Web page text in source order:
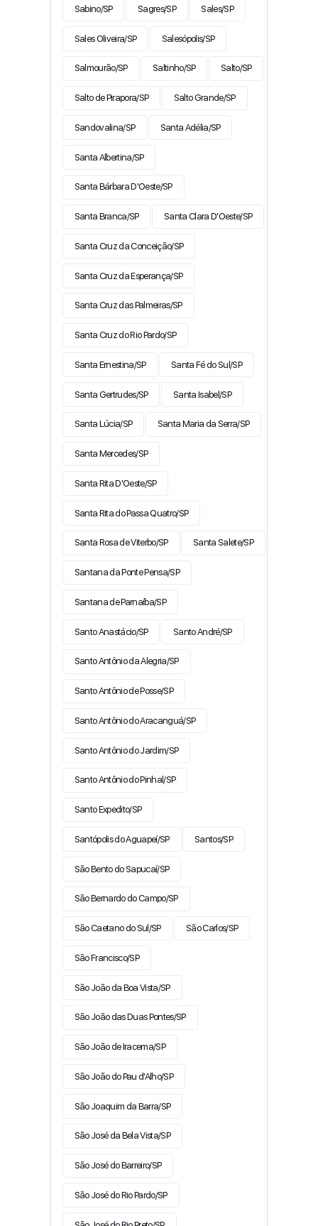
Sabino/SP Sagres/SP Sales/SP
Sales Oliveira/SP Salesópolis/SP
Salmourão/SP Saltinho/SP Salto/SP
Salto de Pirapora/SP Salto Grande/SP
Sandovalina/SP Santa Adélia/SP
Santa Albertina/SP
Santa Bárbara D'Oeste/SP
Santa Branca/SP Santa Clara D'Oeste/SP
Santa Cruz da Conceição/SP
Santa Cruz da Esperança/SP
Santa Cruz das Palmeiras/SP
Santa Cruz do Rio Pardo/SP
Santa Ernestina/SP Santa Fé do Sul/SP
Santa Gertrudes/SP Santa Isabel/SP
Santa Lúcia/SP Santa Maria da Serra/SP
Santa Mercedes/SP
Santa Rita D'Oeste/SP
Santa Rita do Passa Quatro/SP
Santa Rosa de Viterbo/SP Santa Salete/SP
Santana da Ponte Pensa/SP
Santana de Parnaíba/SP
Santo Anastácio/SP Santo André/SP
Santo Antônio da Alegria/SP
Santo Antônio de Posse/SP
Santo Antônio do Aracanguá/SP
Santo Antônio do Jardim/SP
Santo Antônio do Pinhal/SP
Santo Expedito/SP
Santópolis do Aguapeí/SP Santos/SP
São Bento do Sapucaí/SP
São Bernardo do Campo/SP
São Caetano do Sul/SP São Carlos/SP
São Francisco/SP
São João da Boa Vista/SP
São João das Duas Pontes/SP
São João de Iracema/SP
São João do Pau d'Alho/SP
São Joaquim da Barra/SP
São José da Bela Vista/SP
São José do Barreiro/SP
São José do Rio Pardo/SP